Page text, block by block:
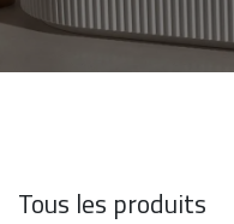
Tous les produits